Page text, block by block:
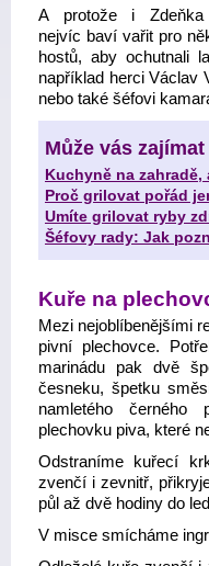
A protože i Zdeňka
nejvíc baví vařit pro
hostů, aby ochutnali
například herci Václav
nebo také šéfovi
Může vás zajímat
Kuchyně na
Proč grilovat pořád
Umíte grilovat ryby
Šéfovy rady: Jak
Kuře na
Mezi nejoblíbenějšími
pivní plechovce.
marinádu pak dvě
česneku, špetku
namletého černého
plechovku piva, které
Odstraníme kuřecí
zvenčí i zevnitř,
půl až dvě hodiny do
V misce smícháme